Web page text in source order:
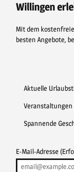
o
k
e
s
e
r
a
Willingen
Mit dem
besten Angebote,
Aktuelle
Veranstaltungen
Spannende
E-Mail-Adresse